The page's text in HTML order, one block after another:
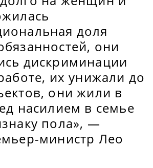
доля
они
дискриминации
их унижали до
они жили в
насилием в семье
пола», —
министр Лео